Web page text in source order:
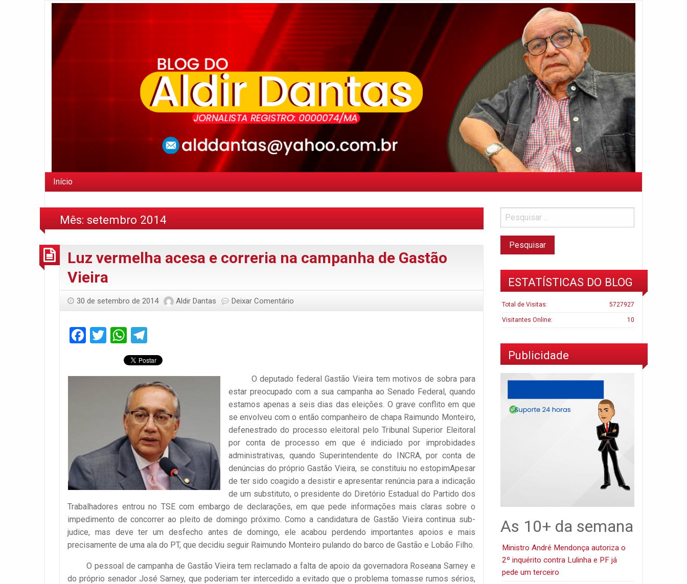
Início
Mês: setembro 2014
Luz vermelha acesa e correria na campanha de Gastão
Vieira
30 de setembro de 2014 Aldir Dantas Deixar Comentário
Facebook
TwitterWhatsApp
O deputado federal Gastão Vieira tem motivos de sobra para
estar preocupado com a sua campanha ao Senado Federal, quando
estamos apenas a seis dias das eleições. O grave conflito em que
se envolveu com o então companheiro de chapa Raimundo Monteiro,
defenestrado do processo eleitoral pelo Tribunal Superior Eleitoral
por conta de processo em que é indiciado por improbidades
administrativas, quando Superintendente do INCRA, por conta de
denúncias do próprio Gastão Vieira, se constituiu no estopimApesar
de ter sido coagido a desistir e apresentar renúncia para a indicação
de um substituto, o presidente do Diretório Estadual do Partido dos
Trabalhadores entrou no TSE com embargo de declarações, em que pede informações mais claras sobre o
impedimento de concorrer ao pleito de domingo próximo. Como a candidatura de Gastão Vieira continua sub-
judice, mas deve ter um desfecho antes de domingo, ele acabou perdendo importantes apoios e mais
precisamente de uma ala do PT, que decidiu seguir Raimundo Monteiro pulando do barco de Gastão e Lobão Filho.
O pessoal de campanha de Gastão Vieira tem reclamado a falta de apoio da governadora Roseana Sarney e
do próprio senador José Sarney, que poderiam ter intercedido a evitado que o problema tomasse rumos sérios,
ESTATÍSTICAS DO BLOG
5727927
Total de Visitas:
10
Visitantes Online:
Publicidade
As 10+ da semana
Ministro André Mendonça autoriza o
2º inquérito contra Lulinha e PF já
pede um terceiro